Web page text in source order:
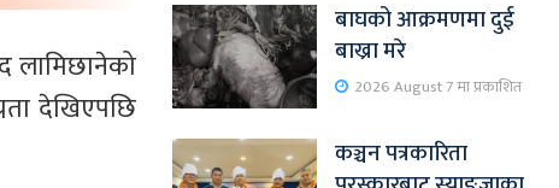
लामिछानेको
देखिएपछि
बाघको आक्रमणमा दुई
बाख्रा मरे
2026 August 7 मा प्रकाशित
कञ्चन पत्रकारिता